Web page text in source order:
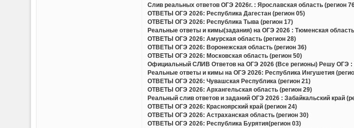
Слив реальных ответов ОГЭ 2026г. : Ярославская область (регион
ОТВЕТЫ ОГЭ 2026: Республика Дагестан (регион 05)
ОТВЕТЫ ОГЭ 2026: Республика Тыва (регион 17)
Реальные ответы и кимы(задания) на ОГЭ 2026 : Тюменская область
ОТВЕТЫ ОГЭ 2026: Амурская область (регион 28)
ОТВЕТЫ ОГЭ 2026: Воронежская область (регион 36)
ОТВЕТЫ ОГЭ 2026: Московская область (регион 50)
Официальный СЛИВ Ответов на ОГЭ 2026 (Все регионы) Решу ОГЭ :
Реальные ответы и кимы на ОГЭ 2026: Республика Ингушетия
ОТВЕТЫ ОГЭ 2026: Чувашская Республика (регион 21)
ОТВЕТЫ ОГЭ 2026: Архангельская область (регион 29)
Реальный слив ответов и заданий ОГЭ 2026 : Забайкальский край
ОТВЕТЫ ОГЭ 2026: Красноярский край (регион 24)
ОТВЕТЫ ОГЭ 2026: Астраханская область (регион 30)
ОТВЕТЫ ОГЭ 2026: Республика Бурятия(регион 03)